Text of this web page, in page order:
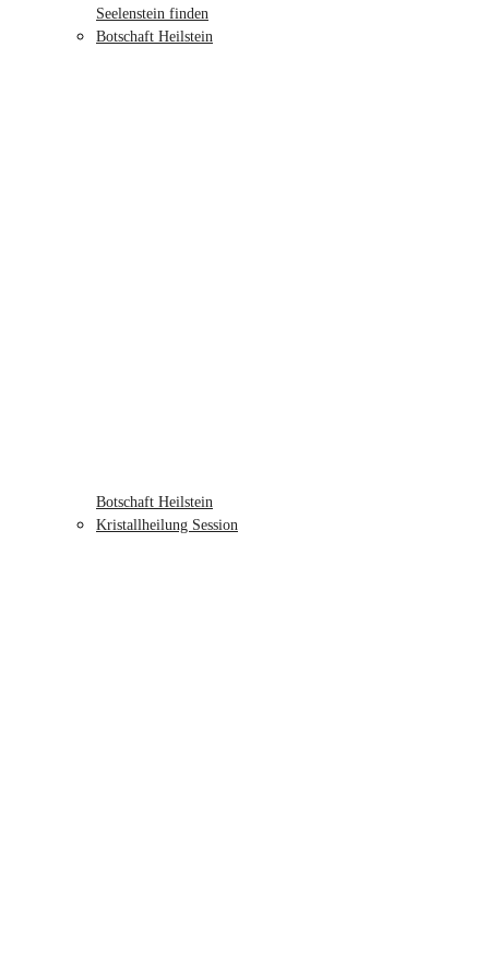
Seelenstein finden
Botschaft Heilstein
Botschaft Heilstein
Kristallheilung Session